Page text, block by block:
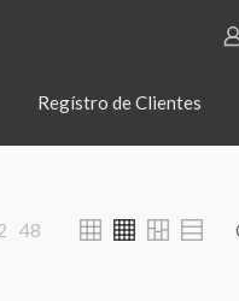
Regístro de Clientes
48